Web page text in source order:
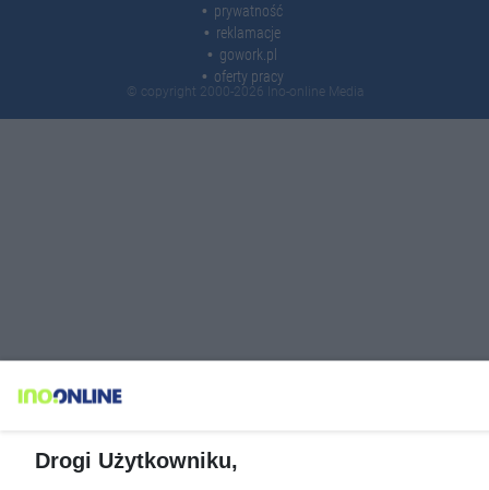
prywatność
reklamacje
gowork.pl
oferty pracy
© copyright 2000-2026 Ino-online Media
Drogi Użytkowniku,